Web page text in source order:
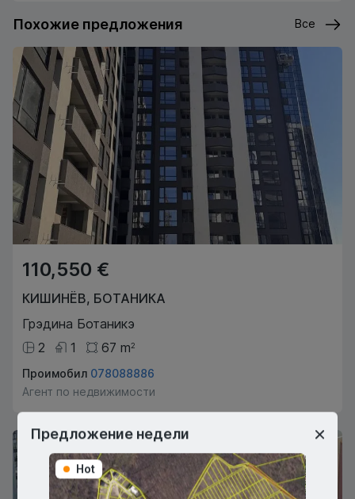
Похожие предложения Все
110,550 €
КИШИНЁВ, БОТАНИКА
Грэдина Ботаникэ
2
1 67 m2
Проимобил 078088886
Агент по недвижимости
Предложение недели
Hot